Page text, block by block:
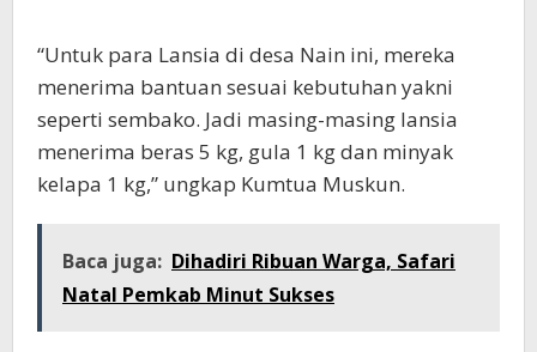
“Untuk para Lansia di desa Nain ini, mereka
menerima bantuan sesuai kebutuhan yakni
seperti sembako. Jadi masing-masing lansia
menerima beras 5 kg, gula 1 kg dan minyak
kelapa 1 kg,” ungkap Kumtua Muskun.
Baca juga: Dihadiri Ribuan Warga, Safari
Natal Pemkab Minut Sukses